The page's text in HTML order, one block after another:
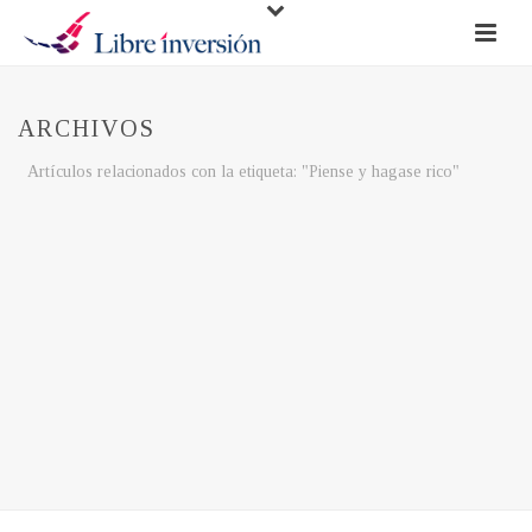
ARCHIVOS
Artículos relacionados con la etiqueta: "Piense y hagase rico"